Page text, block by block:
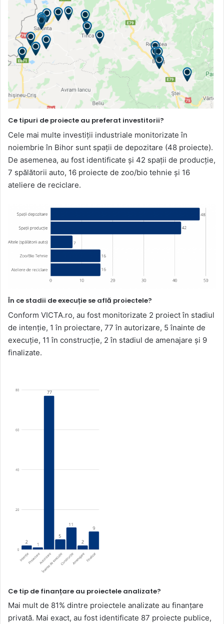
Ce tipuri de proiecte au preferat investitorii?
Cele mai multe investiții industriale monitorizate în
noiembrie în Bihor sunt spații de depozitare (48 proiecte).
De asemenea, au fost identificate și 42 spații de producție,
7 spălătorii auto, 16 proiecte de zoo/bio tehnie și 16
ateliere de reciclare.
În ce stadii de execuție se află proiectele?
Conform VICTA.ro, au fost monitorizate 2 proiect în stadiul
de intenție, 1 în proiectare, 77 în autorizare, 5 înainte de
execuție, 11 în construcție, 2 în stadiul de amenajare și 9
finalizate.
Ce tip de finanțare au proiectele analizate?
Mai mult de 81% dintre proiectele analizate au finanțare
privată. Mai exact, au fost identificate 87 proiecte publice,